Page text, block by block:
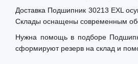
Доставка Подшипник 30213 EXL
Склады оснащены современным
Нужна помощь в подборе
сформируют резерв на склад и